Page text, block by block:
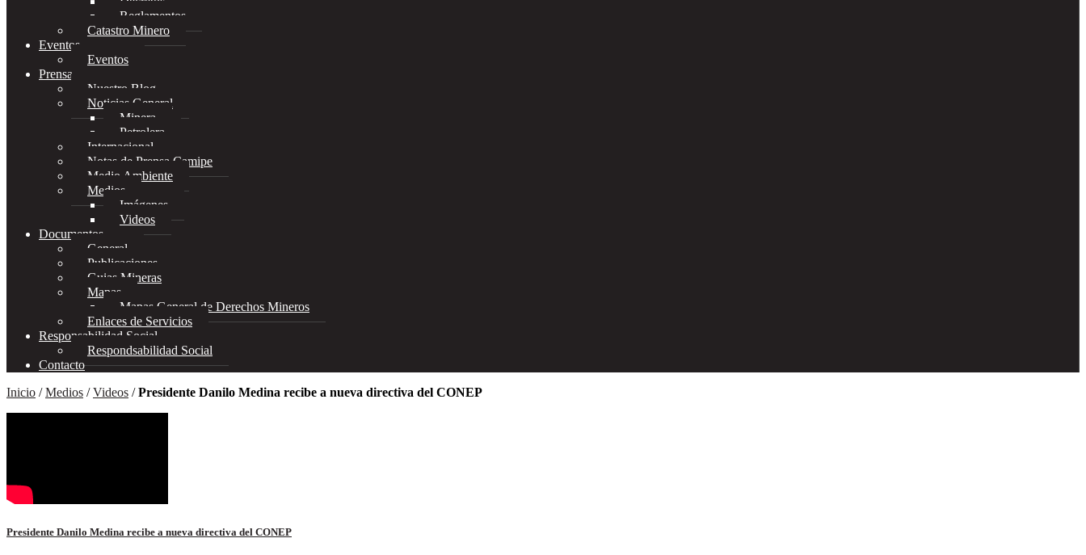
Reglamentos
Catastro Minero
Eventos
Eventos
Prensa
Nuestro Blog
Noticias General
Minera
Petrolera
Internacional
Notas de Prensa Camipe
Medio Ambiente
Medios
Imágenes
Videos
Documentos
General
Publicaciones
Guias Mineras
Mapas
Mapas General de Derechos Mineros
Enlaces de Servicios
Responsabilidad Social
Respondsabilidad Social
Contacto
Inicio /Medios /Videos /Presidente Danilo Medina recibe a nueva directiva del CONEP
Presidente Danilo Medina recibe a nueva directiva del CONEP